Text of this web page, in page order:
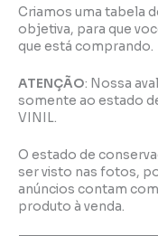
Criamos uma tabela
objetiva, para que
que está comprando.
ATENÇÃO: Nossa
somente ao estado
VINIL.
O estado de
ser visto nas fotos,
anúncios contam
produto à venda.